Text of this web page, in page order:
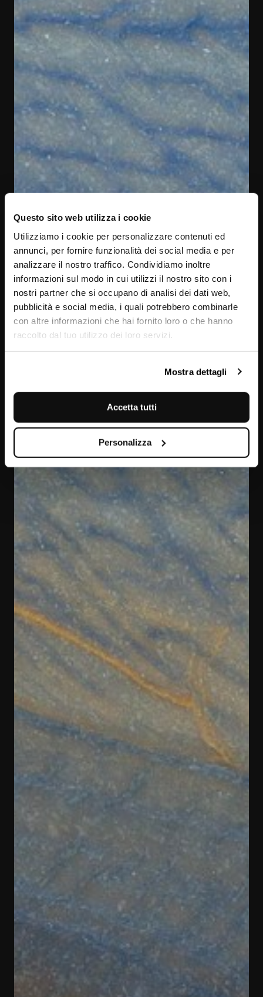
Questo sito web utilizza i cookie
Utilizziamo i cookie per personalizzare contenuti ed
annunci, per fornire funzionalità dei social media e per
analizzare il nostro traffico. Condividiamo inoltre
informazioni sul modo in cui utilizzi il nostro sito con i
nostri partner che si occupano di analisi dei dati web,
pubblicità e social media, i quali potrebbero combinarle
con altre informazioni che hai fornito loro o che hanno
raccolto dal tuo utilizzo dei loro servizi.
Mostra dettagli
Accetta tutti
Personalizza
Azul Macaubas